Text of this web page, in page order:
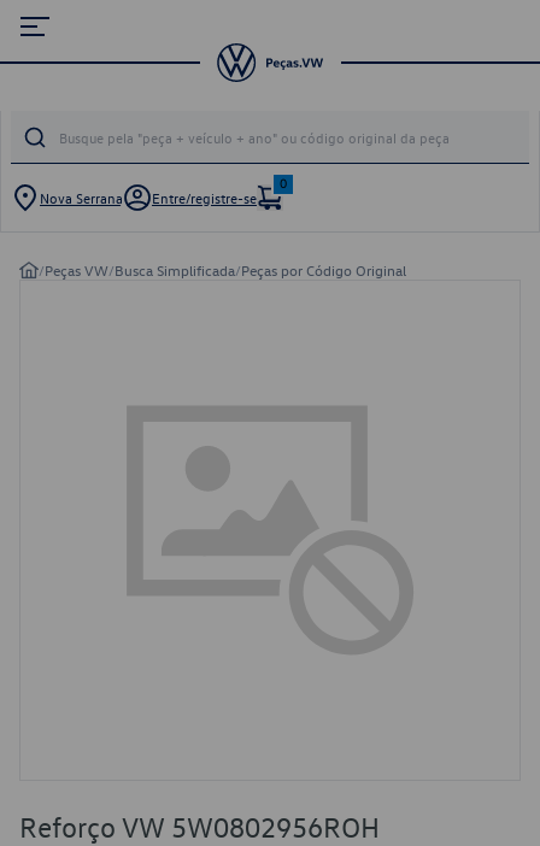
Nova Serrana Entre/registre-se
0
/Peças VW/Busca Simplificada/Peças por Código Original
Reforço VW 5W0802956ROH